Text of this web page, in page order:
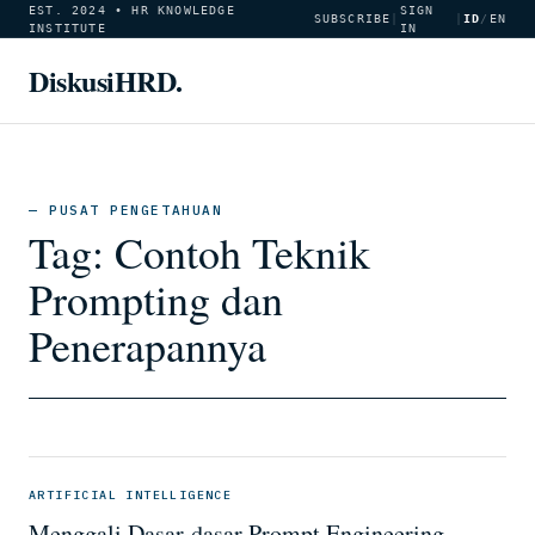
EST. 2024 • HR KNOWLEDGE
INSTITUTE
SUBSCRIBE
SIGN
IN
ID/ EN
DiskusiHRD.
— PUSAT PENGETAHUAN
Tag: Contoh Teknik
Prompting dan
Penerapannya
ARTIFICIAL INTELLIGENCE